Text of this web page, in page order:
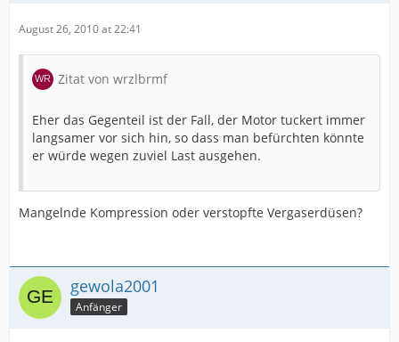
August 26, 2010 at 22:41
Zitat von wrzlbrmf
Eher das Gegenteil ist der Fall, der Motor tuckert immer
langsamer vor sich hin, so dass man befürchten könnte
er würde wegen zuviel Last ausgehen.
Mangelnde Kompression oder verstopfte Vergaserdüsen?
gewola2001
Anfänger